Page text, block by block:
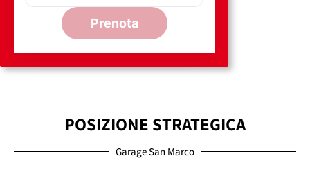
Prenota
POSIZIONE STRATEGICA
Garage San Marco